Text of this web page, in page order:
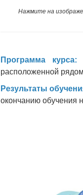
Нажмите на
Программа курса:
расположенной
Результаты
окончанию обучения